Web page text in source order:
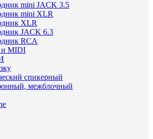
mini JACK 3.5
mini XLR
XLR
JACK 6.3
RCA
и MIDI
спикерный
межблочный